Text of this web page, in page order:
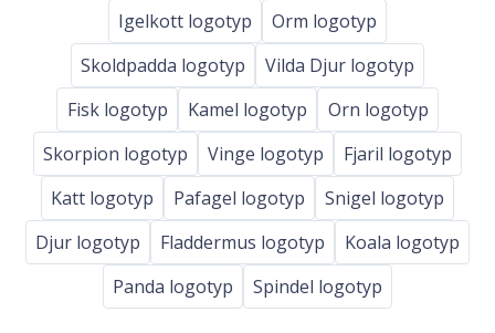
Igelkott logotyp
Orm logotyp
Skoldpadda logotyp
Vilda Djur logotyp
Fisk logotyp
Kamel logotyp
Orn logotyp
Skorpion logotyp
Vinge logotyp
Fjaril logotyp
Katt logotyp
Pafagel logotyp
Snigel logotyp
Djur logotyp
Fladdermus logotyp
Koala logotyp
Panda logotyp
Spindel logotyp